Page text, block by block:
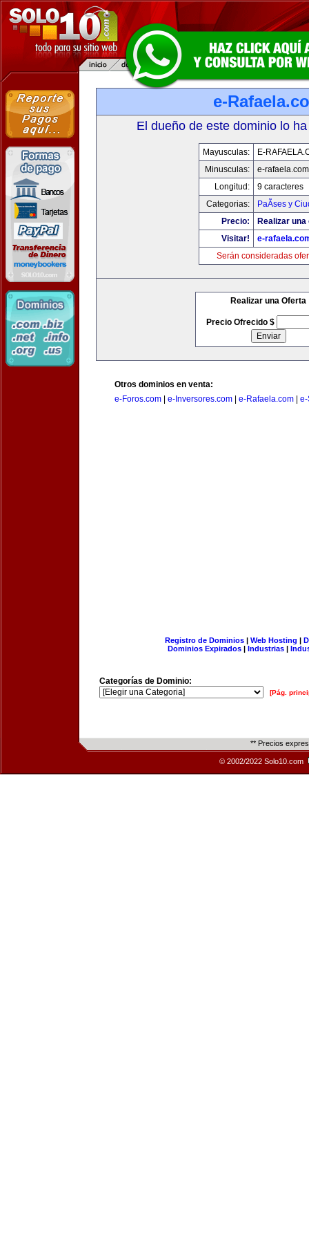
e-
El dueño de este dominio lo
Mayusculas:
E-
Minusculas:
e-rafaela.com
Longitud:
9 caracteres
Categorias:
PaÃ­ses y
Precio:
Realizar
Visitar!
e-
Serán consideradas
Realizar una Oferta
Precio Ofrecido $
Otros dominios en venta:
e-Foros.com
e-Inversores.com e-Rafaela.com e-
Registro de Dominios| Web Hosting |
Dominios Expirados | Industrias |
Categorías de Dominio:
[Pág.
** Precios
© 2002/2022 Solo10.com